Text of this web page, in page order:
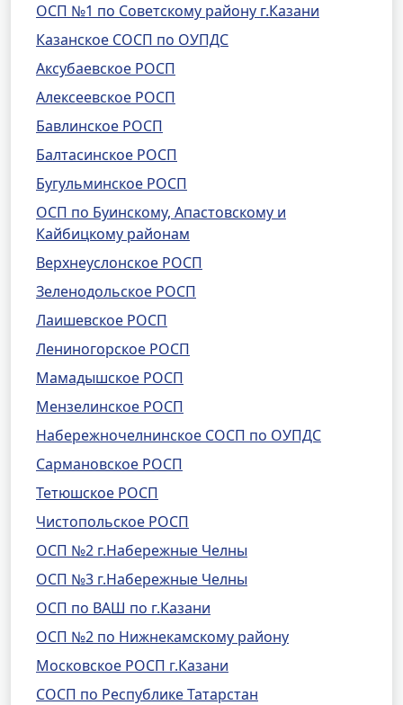
ОСП №1 по Советскому району г.Казани
Казанское СОСП по ОУПДС
Аксубаевское РОСП
Алексеевское РОСП
Бавлинское РОСП
Балтасинское РОСП
Бугульминское РОСП
ОСП по Буинскому, Апастовскому и
Кайбицкому районам
Верхнеуслонское РОСП
Зеленодольское РОСП
Лаишевское РОСП
Лениногорское РОСП
Мамадышское РОСП
Мензелинское РОСП
Набережночелнинское СОСП по ОУПДС
Сармановское РОСП
Тетюшское РОСП
Чистопольское РОСП
ОСП №2 г.Набережные Челны
ОСП №3 г.Набережные Челны
ОСП по ВАШ по г.Казани
ОСП №2 по Нижнекамскому району
Московское РОСП г.Казани
СОСП по Республике Татарстан